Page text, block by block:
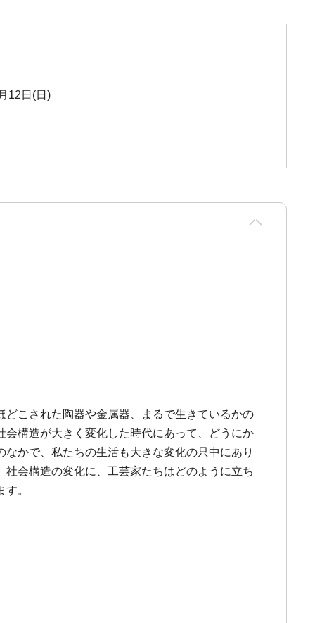
12日(日)
こされた陶器や金属器、まるで生きているかの
構造が大きく変化した時代にあって、どうにか
かで、私たちの生活も大きな変化の只中にあり
会構造の変化に、工芸家たちはどのように立ち
。